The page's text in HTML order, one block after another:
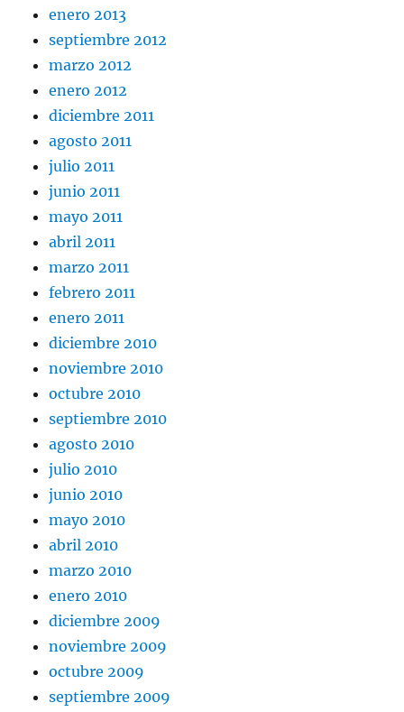
enero 2013
septiembre 2012
marzo 2012
enero 2012
diciembre 2011
agosto 2011
julio 2011
junio 2011
mayo 2011
abril 2011
marzo 2011
febrero 2011
enero 2011
diciembre 2010
noviembre 2010
octubre 2010
septiembre 2010
agosto 2010
julio 2010
junio 2010
mayo 2010
abril 2010
marzo 2010
enero 2010
diciembre 2009
noviembre 2009
octubre 2009
septiembre 2009